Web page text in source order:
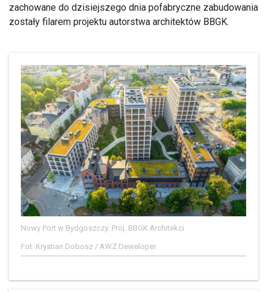
zachowane do dzisiejszego dnia pofabryczne zabudowania
zostały filarem projektu autorstwa architektów BBGK.
Nowy Port w Bydgoszczy. Proj. BBGK Architekci
Fot. Krystian Dobosz / AWZ Deweloper